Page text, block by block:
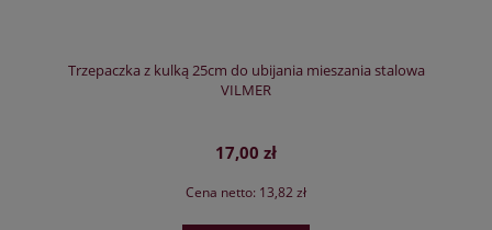
Trzepaczka z kulką 25cm do ubijania mieszania stalowa
VILMER
17,00 zł
Cena netto: 13,82 zł